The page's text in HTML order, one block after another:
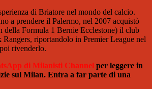
di Briatore nel mondo del calcio.
a prendere il Palermo, nel 2007 acquistò
della Formula 1 Bernie Ecclestone) il club
Rangers, riportandolo in Premier League nel
rivenderlo.
di Milanisti Channel per leggere in
sul Milan. Entra a far parte di una